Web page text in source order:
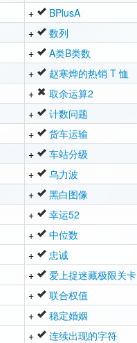
+ BPlusA
+ 数列
+ A类B类数
+ 赵寒烨的热销 T 恤
+ 取余运算2
+ 计数问题
+ 货车运输
+ 车站分级
+ 乌力波
+ 黑白图像
+ 幸运52
+ 中位数
+ 忠诚
+ 爱上捉迷藏极限关卡
+ 联合权值
+ 稳定婚姻
+ 连续出现的字符